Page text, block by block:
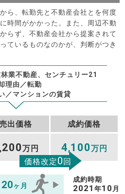
ら、転勤先と不動産会社とを何度
時間がかかった。また、周辺不動
らず、不動産会社から提案されて
ているものなのかが、判断がつき
業不動産、センチュリー21
理由／転勤
／マンションの賃貸
出価格 成約価格
,200万円 4,100万円
価格改定0回
20ヶ月
成約時期
2021 年10 月